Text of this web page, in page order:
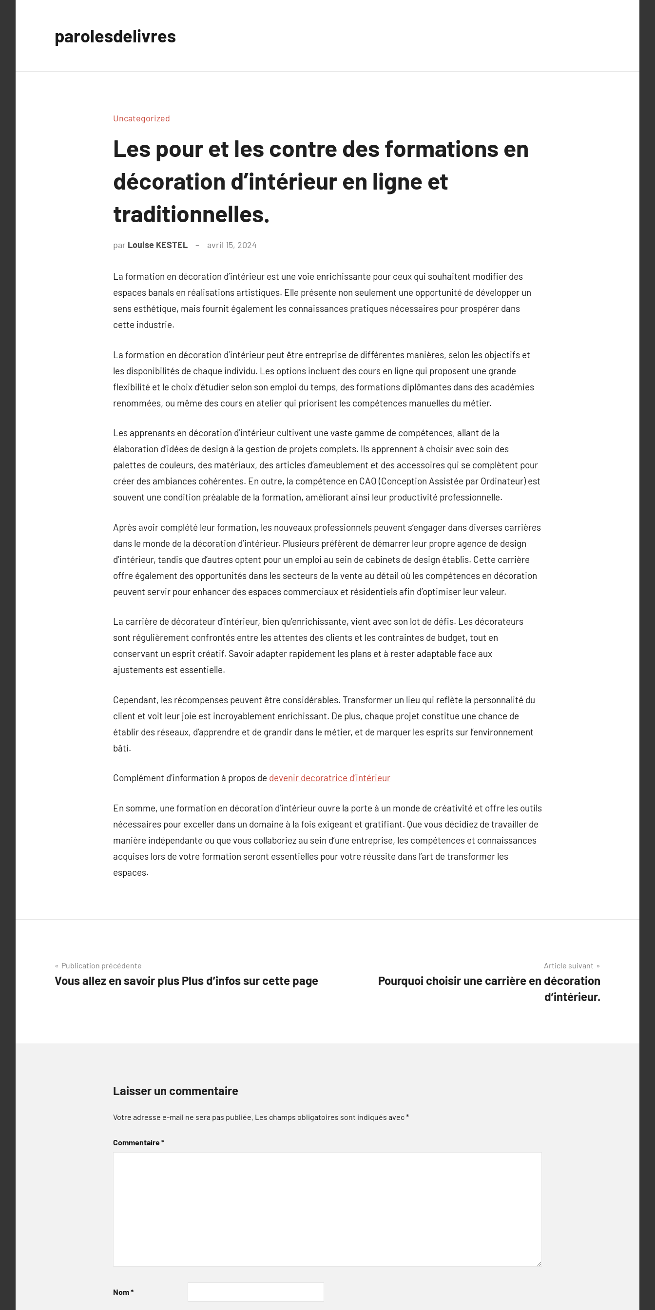
parolesdelivres
Uncategorized
Les pour et les contre des formations en
décoration d’intérieur en ligne et
traditionnelles.
par Louise KESTEL avril 15, 2024
La formation en décoration d’intérieur est une voie enrichissante pour ceux qui souhaitent modifier des
espaces banals en réalisations artistiques. Elle présente non seulement une opportunité de développer un
sens esthétique, mais fournit également les connaissances pratiques nécessaires pour prospérer dans
cette industrie.
La formation en décoration d’intérieur peut être entreprise de différentes manières, selon les objectifs et
les disponibilités de chaque individu. Les options incluent des cours en ligne qui proposent une grande
flexibilité et le choix d’étudier selon son emploi du temps, des formations diplômantes dans des académies
renommées, ou même des cours en atelier qui priorisent les compétences manuelles du métier.
Les apprenants en décoration d’intérieur cultivent une vaste gamme de compétences, allant de la
élaboration d’idées de design à la gestion de projets complets. Ils apprennent à choisir avec soin des
palettes de couleurs, des matériaux, des articles d’ameublement et des accessoires qui se complètent pour
créer des ambiances cohérentes. En outre, la compétence en CAO (Conception Assistée par Ordinateur) est
souvent une condition préalable de la formation, améliorant ainsi leur productivité professionnelle.
Après avoir complété leur formation, les nouveaux professionnels peuvent s’engager dans diverses carrières
dans le monde de la décoration d’intérieur. Plusieurs préfèrent de démarrer leur propre agence de design
d’intérieur, tandis que d’autres optent pour un emploi au sein de cabinets de design établis. Cette carrière
offre également des opportunités dans les secteurs de la vente au détail où les compétences en décoration
peuvent servir pour enhancer des espaces commerciaux et résidentiels afin d’optimiser leur valeur.
La carrière de décorateur d’intérieur, bien qu’enrichissante, vient avec son lot de défis. Les décorateurs
sont régulièrement confrontés entre les attentes des clients et les contraintes de budget, tout en
conservant un esprit créatif. Savoir adapter rapidement les plans et à rester adaptable face aux
ajustements est essentielle.
Cependant, les récompenses peuvent être considérables. Transformer un lieu qui reflète la personnalité du
client et voit leur joie est incroyablement enrichissant. De plus, chaque projet constitue une chance de
établir des réseaux, d’apprendre et de grandir dans le métier, et de marquer les esprits sur l’environnement
bâti.
Complément d’information à propos de devenir decoratrice d’intérieur
En somme, une formation en décoration d’intérieur ouvre la porte à un monde de créativité et offre les outils
nécessaires pour exceller dans un domaine à la fois exigeant et gratifiant. Que vous décidiez de travailler de
manière indépendante ou que vous collaboriez au sein d’une entreprise, les compétences et connaissances
acquises lors de votre formation seront essentielles pour votre réussite dans l’art de transformer les
espaces.
Navigation
de
Publication précédente
Vous allez en savoir plus Plus d’infos sur cette page
Article suivant
Pourquoi choisir une carrière en décoration
d’intérieur.
Laisser un commentaire
Votre adresse e-mail ne sera pas publiée. Les champs obligatoires sont indiqués avec*
Commentaire*
Nom*